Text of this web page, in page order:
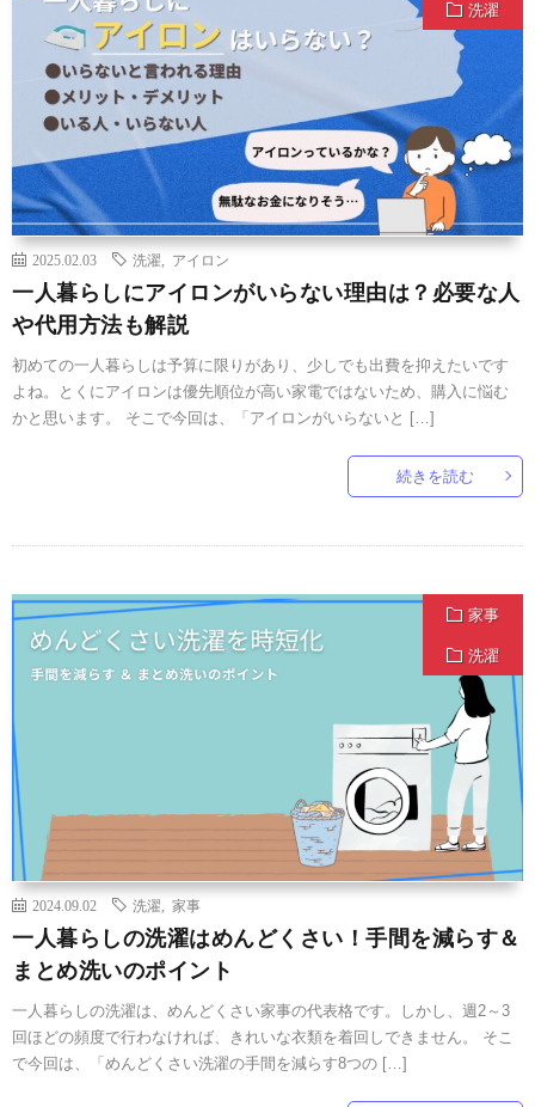
洗濯
2025.02.03 洗濯 アイロン
一人暮らしにアイロンがいらない理由は？必要な人
や代用方法も解説
初めての一人暮らしは予算に限りがあり、少しでも出費を抑えたいです
よね。とくにアイロンは優先順位が高い家電ではないため、購入に悩む
かと思います。 そこで今回は、「アイロンがいらないと […]
続きを読む
家事
洗濯
2024.09.02 洗濯 家事
一人暮らしの洗濯はめんどくさい！手間を減らす＆
まとめ洗いのポイント
一人暮らしの洗濯は、めんどくさい家事の代表格です。しかし、週2～3
回ほどの頻度で行わなければ、きれいな衣類を着回しできません。 そこ
で今回は、「めんどくさい洗濯の手間を減らす8つの […]